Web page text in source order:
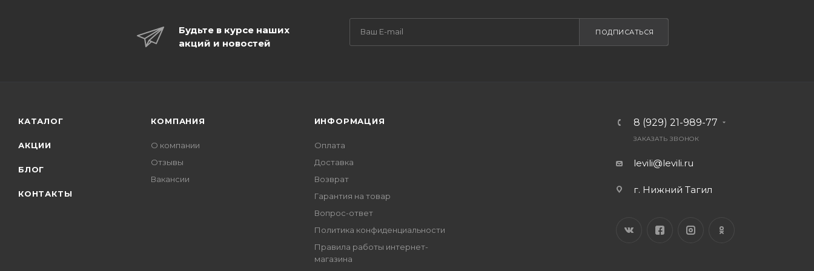
Будьте в курсе наших
акций и новостей
ПОДПИСАТЬСЯ
КАТАЛОГ
АКЦИИ
БЛОГ
КОНТАКТЫ
КОМПАНИЯ
О компании
Отзывы
Вакансии
ИНФОРМАЦИЯ
Оплата
Доставка
Возврат
Гарантия на товар
Вопрос-ответ
Политика конфиденциальности
Правила работы интернет-
магазина
8 (929) 21-989-77
ЗАКАЗАТЬ ЗВОНОК
levili@levili.ru
г. Нижний Тагил